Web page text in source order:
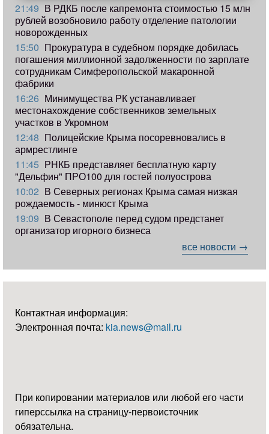
21:49 В РДКБ после капремонта стоимостью 15 млн
рублей возобновило работу отделение патологии
новорожденных
15:50 Прокуратура в судебном порядке добилась
погашения миллионной задолженности по зарплате
сотрудникам Симферопольской макаронной
фабрики
16:26 Минимущества РК устанавливает
местонахождение собственников земельных
участков в Укромном
12:48 Полицейские Крыма посоревновались в
армрестлинге
11:45 РНКБ представляет бесплатную карту
"Дельфин" ПРО100 для гостей полуострова
10:02 В Северных регионах Крыма самая низкая
рождаемость - минюст Крыма
19:09 В Севастополе перед судом предстанет
организатор игорного бизнеса
все новости →
Контактная информация:
Электронная почта: kia.news@mail.ru
При копировании материалов или любой его части
гиперссылка на страницу-первоисточник
обязательна.